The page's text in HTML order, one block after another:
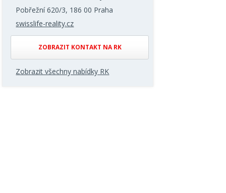
Pobřežní 620/3, 186 00 Praha
swisslife-reality.cz
ZOBRAZIT KONTAKT NA RK
Zobrazit všechny nabídky RK